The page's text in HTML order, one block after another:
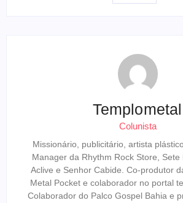
Templometal
Colunista
Missionário, publicitário, artista
Manager da Rhythm Rock Store, Sete
Aclive e Senhor Cabide. Co-produtor
Metal Pocket e colaborador no portal
Colaborador do Palco Gospel Bahia e